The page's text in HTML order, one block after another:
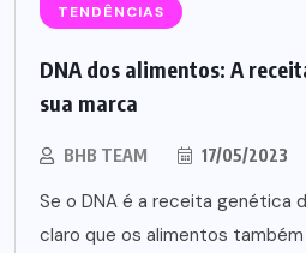
TENDÊNCIAS
DNA dos alimentos: A
sua marca
BHB TEAM 17/05/2023
Se o DNA é a receita genética
claro que os alimentos